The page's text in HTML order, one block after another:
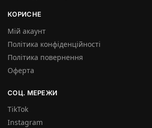
КОРИСНЕ
Мій акаунт
Політика конфіденційності
Політика повернення
Оферта
СОЦ. МЕРЕЖИ
TikTok
Instagram